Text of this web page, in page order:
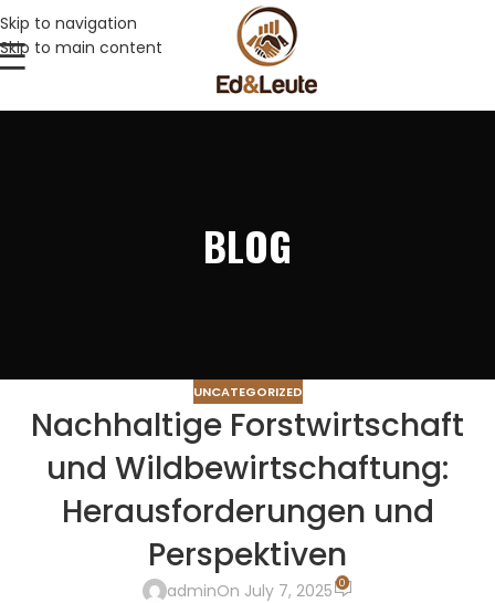
Skip to navigation
Skip to main content
BLOG
UNCATEGORIZED
Nachhaltige Forstwirtschaft
und Wildbewirtschaftung:
Herausforderungen und
Perspektiven
adminOn July 7, 2025 0